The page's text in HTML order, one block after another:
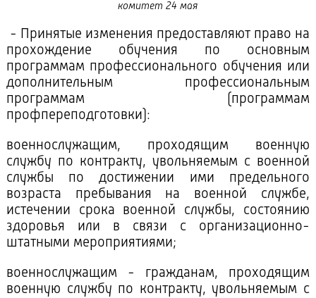
комитет 24 мая
- Принятые изменения предоставляют право на
прохождение обучения по основным
программам профессионального обучения или
дополнительным профессиональным
программам (программам
профпереподготовки):
военнослужащим, проходящим военную
службу по контракту, увольняемым с военной
службы по достижении ими предельного
возраста пребывания на военной службе,
истечении срока военной службы, состоянию
здоровья или в связи с организационно-
штатными мероприятиями;
военнослужащим - гражданам, проходящим
военную службу по контракту, увольняемым с